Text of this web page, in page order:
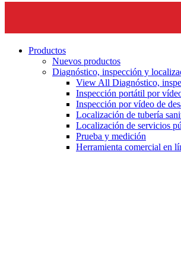
Productos
Nuevos productos
Diagnóstico, inspección y
View All Diagnóstico,
Inspección portátil por
Inspección por vídeo de
Localización de tubería
Localización de servicios
Prueba y medición
Herramienta comercial en